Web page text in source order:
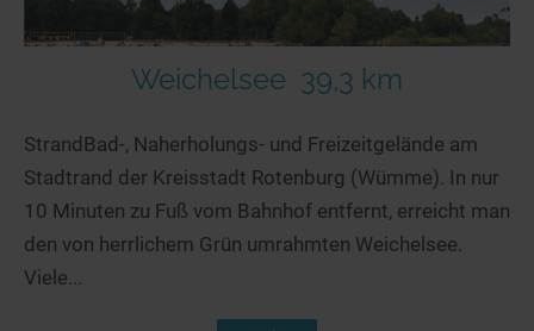
Weichelsee 39,3 km
StrandBad-, Naherholungs- und Freizeitgelände am
Stadtrand der Kreisstadt Rotenburg (Wümme). In nur
10 Minuten zu Fuß vom Bahnhof entfernt, erreicht man
den von herrlichem Grün umrahmten Weichelsee.
Viele...